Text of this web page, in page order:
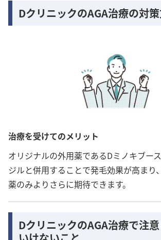
DクリニックのAGA治療の対
治療を受けてのメリット
オリジナルの外用薬であるDミノキブー
ジルと併用することで発毛効果が高まり
薬のみよりさらに期待できます。
DクリニックのAGA治療で注